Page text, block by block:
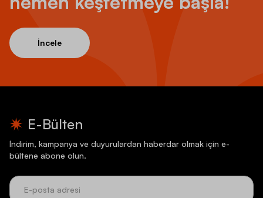
İncele
E-Bülten
İndirim, kampanya ve duyurulardan haberdar olmak için e-
bültene abone olun.